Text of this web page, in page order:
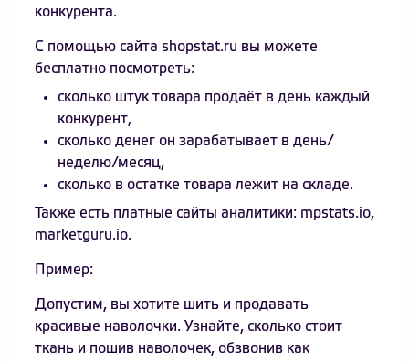
конкурента.
С помощью сайта shopstat.ru вы можете
бесплатно посмотреть:
сколько штук товара продаёт в день каждый
конкурент,
сколько денег он зарабатывает в день/
неделю/месяц,
сколько в остатке товара лежит на складе.
Также есть платные сайты аналитики: mpstats.io,
marketguru.io.
Пример:
Допустим, вы хотите шить и продавать
красивые наволочки. Узнайте, сколько стоит
ткань и пошив наволочек, обзвонив как